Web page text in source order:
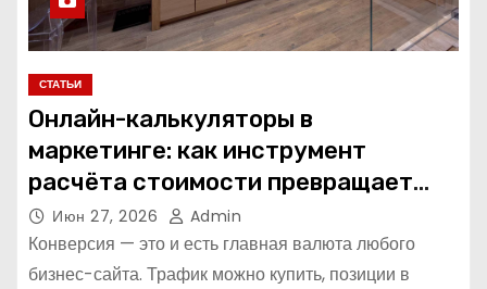
СТАТЬИ
Онлайн-калькуляторы в
маркетинге: как инструмент
расчёта стоимости превращает
посетителя в клиента
Июн 27, 2026 Admin
Конверсия — это и есть главная валюта любого
бизнес-сайта. Трафик можно купить, позиции в